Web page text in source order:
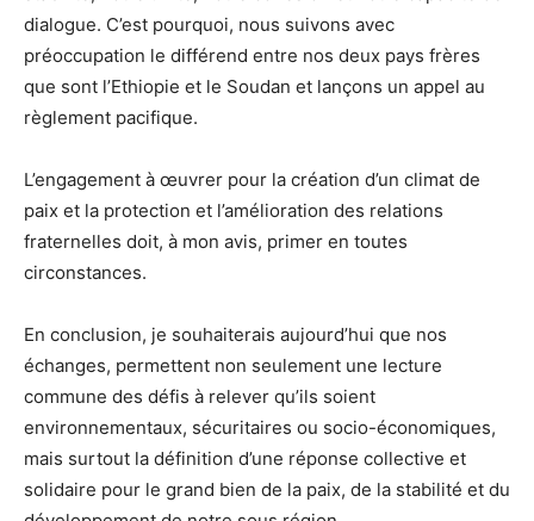
dialogue. C’est pourquoi, nous suivons avec
préoccupation le différend entre nos deux pays frères
que sont l’Ethiopie et le Soudan et lançons un appel au
règlement pacifique.
L’engagement à œuvrer pour la création d’un climat de
paix et la protection et l’amélioration des relations
fraternelles doit, à mon avis, primer en toutes
circonstances.
En conclusion, je souhaiterais aujourd’hui que nos
échanges, permettent non seulement une lecture
commune des défis à relever qu’ils soient
environnementaux, sécuritaires ou socio-économiques,
mais surtout la définition d’une réponse collective et
solidaire pour le grand bien de la paix, de la stabilité et du